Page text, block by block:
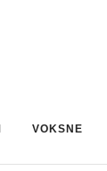
VOKSNE